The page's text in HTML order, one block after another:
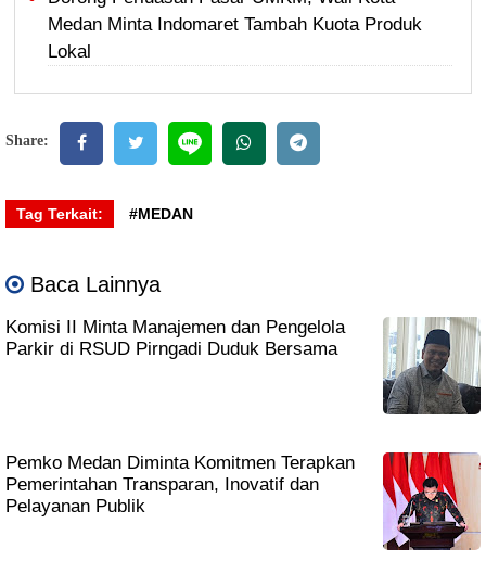
Medan Minta Indomaret Tambah Kuota Produk
Lokal
Share:
Tag Terkait: #MEDAN
Baca Lainnya
Komisi II Minta Manajemen dan Pengelola
Parkir di RSUD Pirngadi Duduk Bersama
Pemko Medan Diminta Komitmen Terapkan
Pemerintahan Transparan, Inovatif dan
Pelayanan Publik